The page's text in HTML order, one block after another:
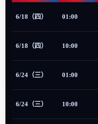
6/18（四） 01:00
6/18（四） 10:00
6/24（三） 01:00
6/24（三） 10:00